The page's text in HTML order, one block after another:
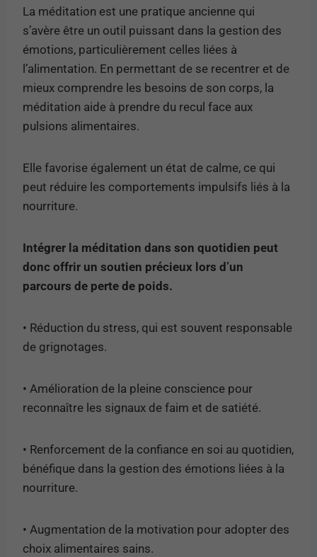
La méditation est une pratique ancienne qui
s’avère être un outil puissant dans la gestion des
émotions, particulièrement celles liées à
l’alimentation. En permettant de se recentrer et de
mieux comprendre les besoins de son corps, la
méditation aide à prendre du recul face aux
pulsions alimentaires.
Elle favorise également un état de calme, ce qui
peut réduire les comportements impulsifs liés à la
nourriture.
Intégrer la méditation dans son quotidien peut
donc offrir un soutien précieux lors d’un
parcours de perte de poids.
• Réduction du stress, qui est souvent responsable
de grignotages.
• Amélioration de la pleine conscience pour
reconnaître les signaux de faim et de satiété.
• Renforcement de la confiance en soi au quotidien,
bénéfique dans la gestion des émotions liées à la
nourriture.
• Augmentation de la motivation pour adopter des
choix alimentaires sains.